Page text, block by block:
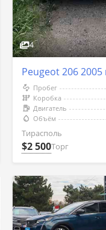
4
Peugeot 206 2005
Пробег
Коробка
Двигатель
Объём
Тирасполь
$2 500Торг